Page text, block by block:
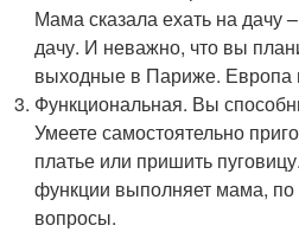
Мама сказала ехать на дачу
дачу. И неважно, что вы
выходные в Париже. Европа
Функциональная. Вы
Умеете самостоятельно
платье или пришить
функции выполняет мама, по
вопросы.